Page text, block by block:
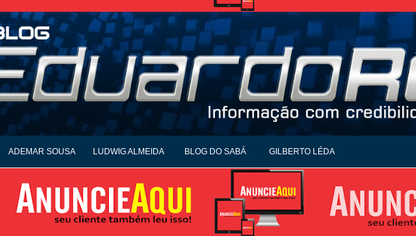
ADEMAR SOUSA LUDWIG ALMEIDA BLOG DO SABÁ GILBERTO LÉDA